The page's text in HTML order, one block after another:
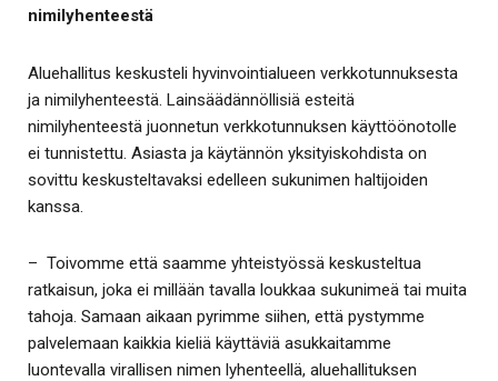
nimilyhenteestä
Aluehallitus keskusteli hyvinvointialueen verkkotunnuksesta
ja nimilyhenteestä. Lainsäädännöllisiä esteitä
nimilyhenteestä juonnetun verkkotunnuksen käyttöönotolle
ei tunnistettu. Asiasta ja käytännön yksityiskohdista on
sovittu keskusteltavaksi edelleen sukunimen haltijoiden
kanssa.
– Toivomme että saamme yhteistyössä keskusteltua
ratkaisun, joka ei millään tavalla loukkaa sukunimeä tai muita
tahoja. Samaan aikaan pyrimme siihen, että pystymme
palvelemaan kaikkia kieliä käyttäviä asukkaitamme
luontevalla virallisen nimen lyhenteellä, aluehallituksen